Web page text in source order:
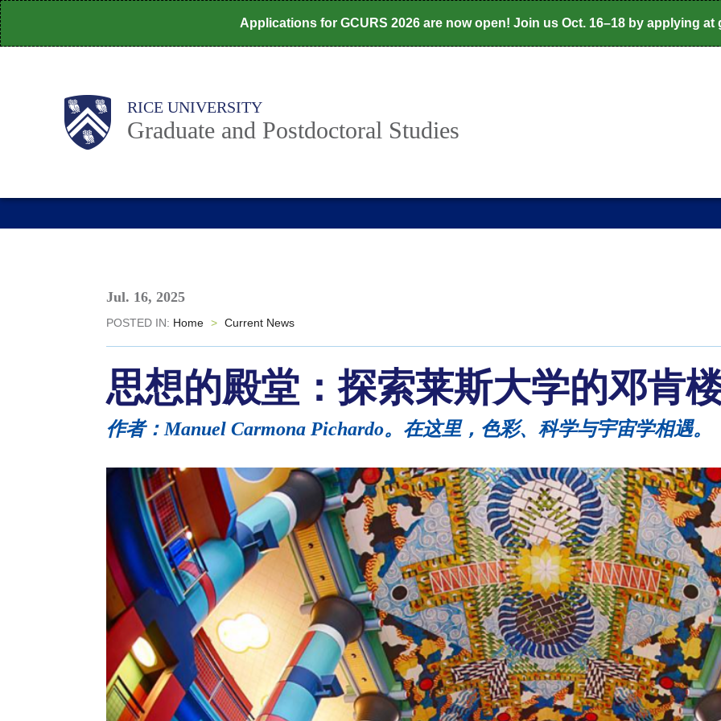
Skip
to
Applications for GCURS 2026 are now open! Join us Oct. 16–18 by applying at
Body RICE UNIVERSITY
Graduate and Postdoctoral Studies
Main
Nav
Jul. 16, 2025
POSTED IN: Home > Current News
思想的殿堂：探索莱斯大学的邓肯
作者：Manuel Carmona Pichardo。在这里，色彩、科学与宇宙学相遇。